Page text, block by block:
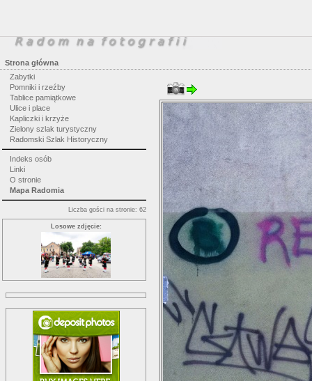
Strona główna
Zabytki
Pomniki i rzeźby
Tablice pamiątkowe
Ulice i place
Kapliczki i krzyże
Zielony szlak turystyczny
Radomski Szlak Historyczny
Indeks osób
Linki
O stronie
Mapa Radomia
Liczba gości na stronie: 62
Losowe zdjęcie: